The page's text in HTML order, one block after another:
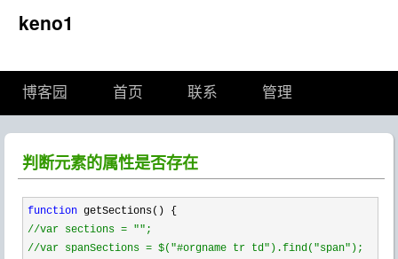
keno1
博客园 首页 联系 管理
判断元素的属性是否存在
function
//var sections = "";
//var spanSections = $("#orgname tr td").find("span");